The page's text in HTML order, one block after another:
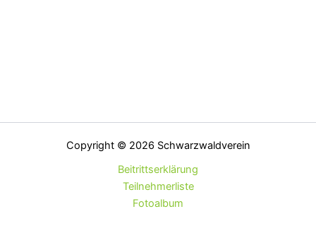
Copyright © 2026 Schwarzwaldverein
Beitrittserklärung
Teilnehmerliste
Fotoalbum